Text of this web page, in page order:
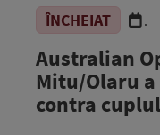
ÎNCHEIAT .
Australian
Mitu/Olaru
contra